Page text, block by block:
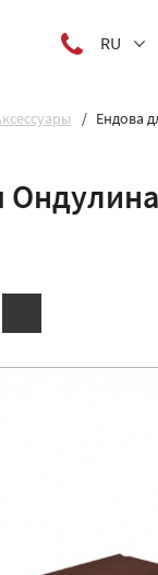
RU
Ендова
Ондулина